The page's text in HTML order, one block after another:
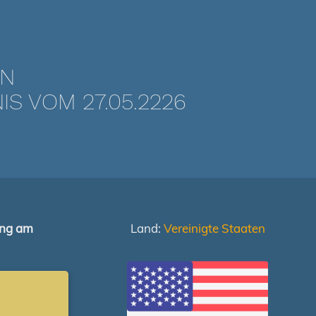
VOM 27.05.2226
am
Land: Vereinigte Staaten